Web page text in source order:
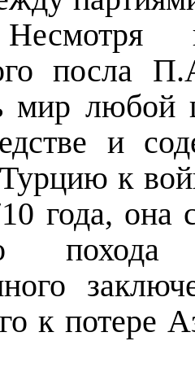
посла
мир
и
к
года, она
к потере